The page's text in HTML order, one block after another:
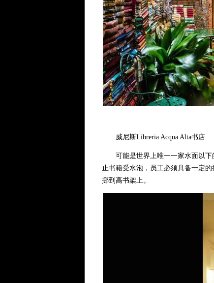
威尼斯Libreria Acqua Alta书店
可能是世界上唯一一家水面以下
止书籍受水泡，员工必须具备一定
挪到高书架上。